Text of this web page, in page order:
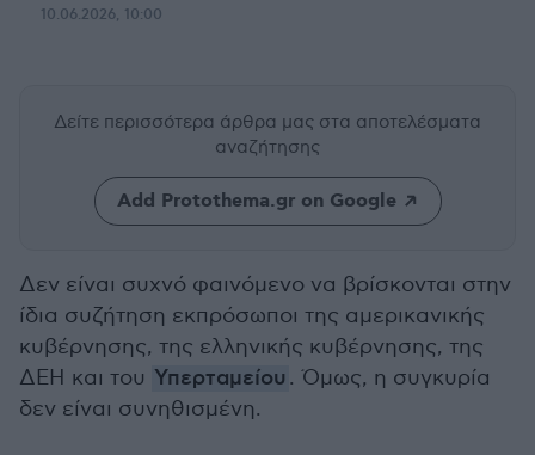
10.06.2026, 10:00
Δείτε περισσότερα άρθρα μας στα αποτελέσματα
αναζήτησης
Add Protothema.gr on Google
Δεν είναι συχνό φαινόμενο να βρίσκονται στην
ίδια συζήτηση εκπρόσωποι της αμερικανικής
κυβέρνησης, της ελληνικής κυβέρνησης, της
ΔΕΗ και του Υπερταμείου . Όμως, η συγκυρία
δεν είναι συνηθισμένη.